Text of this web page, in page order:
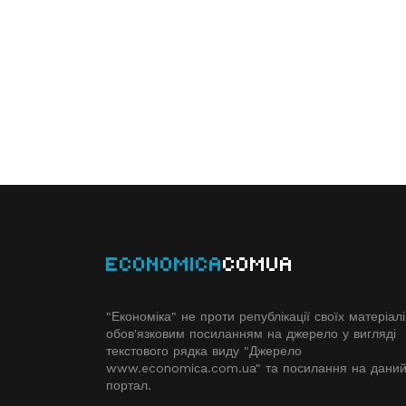
ECONOMICACOMUA
"Економіка" не проти републікації своїх
обов'язковим посиланням на джерело у вигляді
текстового рядка виду "Джерело
www.economiсa.com.ua" та посилання на даний
портал.